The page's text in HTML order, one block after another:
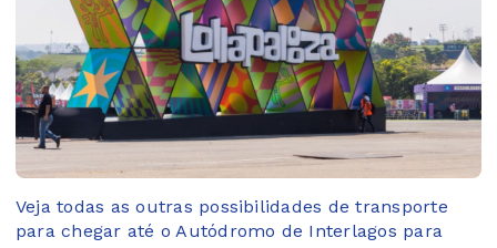
Veja todas as outras possibilidades de transporte
para chegar até o Autódromo de Interlagos para